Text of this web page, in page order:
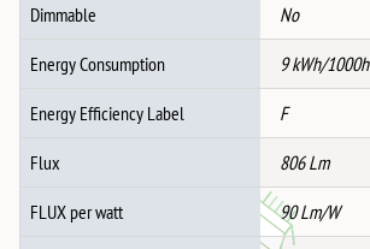
Dimmable No
Energy Consumption 9 kWh/1000h
Energy Efficiency Label F
Flux 806 Lm
FLUX per watt 90 Lm/W